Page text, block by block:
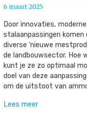
6 maart 2025
Door innovaties,
stalaanpassingen
diverse ‘nieuwe
de landbouwsector. Hoe
kunt je ze zo optimaal
doel van deze
om de uitstoot van
Lees meer